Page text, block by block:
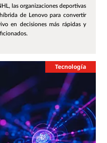
las organizaciones deportivas
de Lenovo para convertir
en decisiones más rápidas y
Tecnología